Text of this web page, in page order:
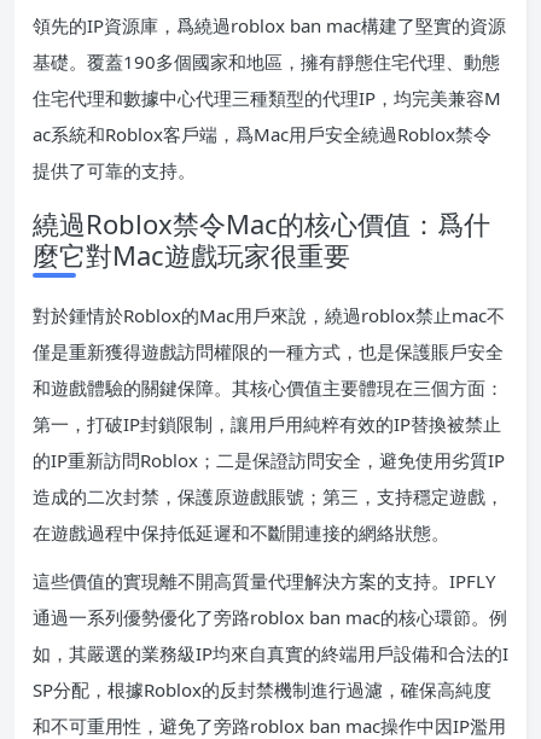
領先的IP資源庫，爲繞過roblox ban mac構建了堅實的資源
基礎。覆蓋190多個國家和地區，擁有靜態住宅代理、動態
住宅代理和數據中心代理三種類型的代理IP，均完美兼容M
ac系統和Roblox客戶端，爲Mac用戶安全繞過Roblox禁令
提供了可靠的支持。
繞過Roblox禁令Mac的核心價值：爲什
麼它對Mac遊戲玩家很重要
對於鍾情於Roblox的Mac用戶來說，繞過roblox禁止mac不
僅是重新獲得遊戲訪問權限的一種方式，也是保護賬戶安全
和遊戲體驗的關鍵保障。其核心價值主要體現在三個方面：
第一，打破IP封鎖限制，讓用戶用純粹有效的IP替換被禁止
的IP重新訪問Roblox；二是保證訪問安全，避免使用劣質IP
造成的二次封禁，保護原遊戲賬號；第三，支持穩定遊戲，
在遊戲過程中保持低延遲和不斷開連接的網絡狀態。
這些價值的實現離不開高質量代理解決方案的支持。IPFLY
通過一系列優勢優化了旁路roblox ban mac的核心環節。例
如，其嚴選的業務級IP均來自真實的終端用戶設備和合法的I
SP分配，根據Roblox的反封禁機制進行過濾，確保高純度
和不可重用性，避免了旁路roblox ban mac操作中因IP濫用